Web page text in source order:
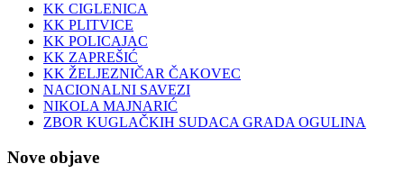
KK CIGLENICA
KK PLITVICE
KK POLICAJAC
KK ZAPREŠIĆ
KK ŽELJEZNIČAR ČAKOVEC
NACIONALNI SAVEZI
NIKOLA MAJNARIĆ
ZBOR KUGLAČKIH SUDACA GRADA OGULINA
Nove objave